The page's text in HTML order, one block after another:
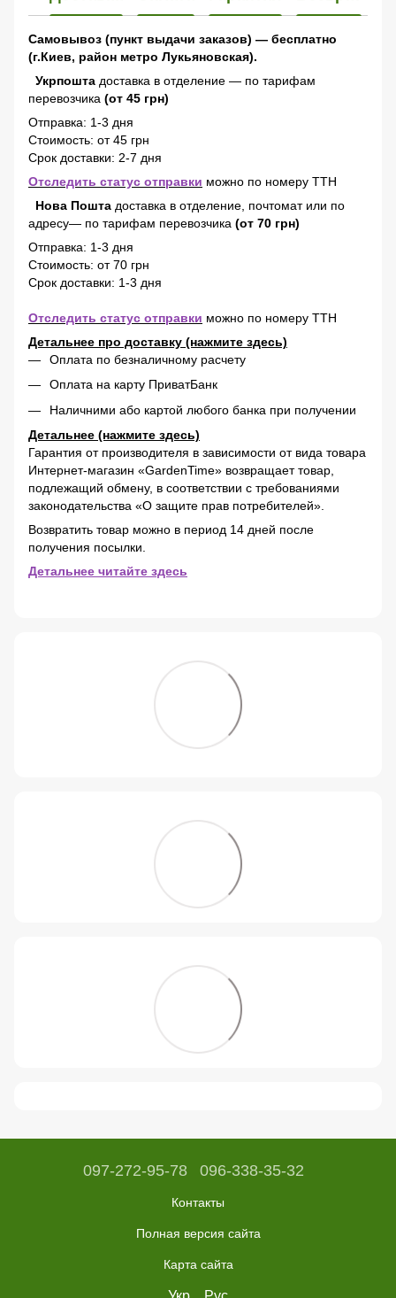
Самовывоз (пункт выдачи заказов) — бесплатно
(г.Киев, район метро Лукьяновская).
Укрпошта доставка в отделение — по тарифам
перевозчика (от 45 грн)
Отправка: 1-3 дня
Стоимость: от 45 грн
Срок доставки: 2-7 дня
Отследить статус отправки можно по номеру ТТН
Нова Пошта доставка в отделение, почтомат или по
адресу— по тарифам перевозчика (от 70 грн)
Отправка: 1-3 дня
Стоимость: от 70 грн
Срок доставки: 1-3 дня
Отследить статус отправки можно по номеру ТТН
Детальнее про доставку (нажмите здесь)
Оплата по безналичному расчету
Оплата на карту ПриватБанк
Наличними або картой любого банка при получении
Детальнее (нажмите здесь)
Гарантия от производителя в зависимости от вида товара
Интернет-магазин «GardenTime» возвращает товар,
подлежащий обмену, в соответствии с требованиями
законодательства «О защите прав потребителей».
Возвратить товар можно в период 14 дней после
получения посылки.
Детальнее читайте здесь
097-272-95-78 096-338-35-32
Контакты
Полная версия сайта
Карта сайта